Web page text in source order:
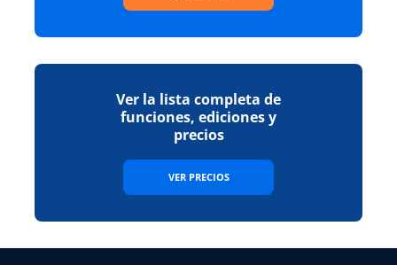
Ver la lista completa de
funciones, ediciones y
precios
VER PRECIOS